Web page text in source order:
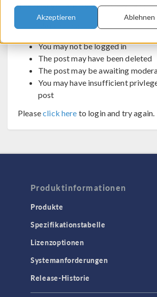
Akzeptieren Ablehnen
The post you are trying to view cannot
You may not be logged in
The post may have been deleted
The post may be awaiting
You may have insufficient
post
Pleaseclick here to login and try again.
Produktinformationen
Produkte
Spezifikationstabelle
Lizenzoptionen
Systemanforderungen
Release-Historie